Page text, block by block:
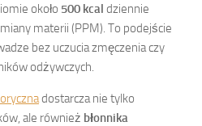
około 500 kcal dziennie
materii (PPM). To podejście
bez uczucia zmęczenia czy
odżywczych.
dostarcza nie tylko
ale również błonnika